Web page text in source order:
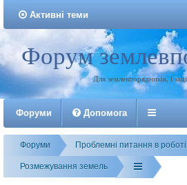
Активні теми
Реєстрація
Форум
Для землевпорядників, і
Форуми Допомога
Форуми Проблемні питання в роботі
Розмежування земель